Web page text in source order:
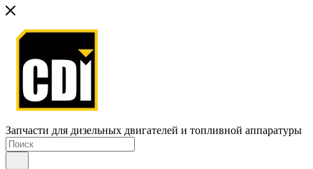
Запчасти для дизельных двигателей и топливной аппаратуры